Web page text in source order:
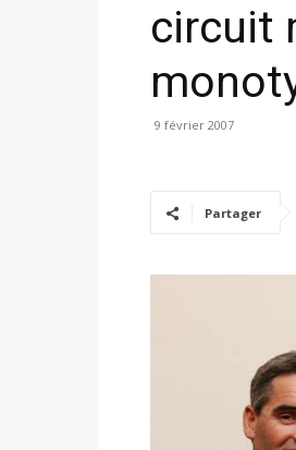
circuit
9 février 2007
Partager